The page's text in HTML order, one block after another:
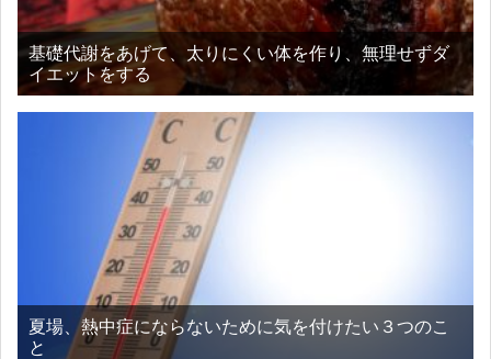
基礎代謝をあげて、太りにくい体を作り、無理せずダ
イエットをする
夏場、熱中症にならないために気を付けたい３つのこ
と